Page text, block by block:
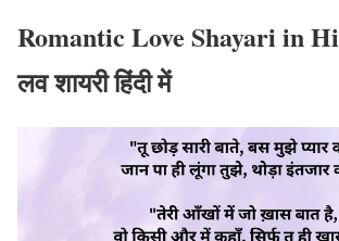
Romantic Love Shayari in
लव शायरी हिंदी में